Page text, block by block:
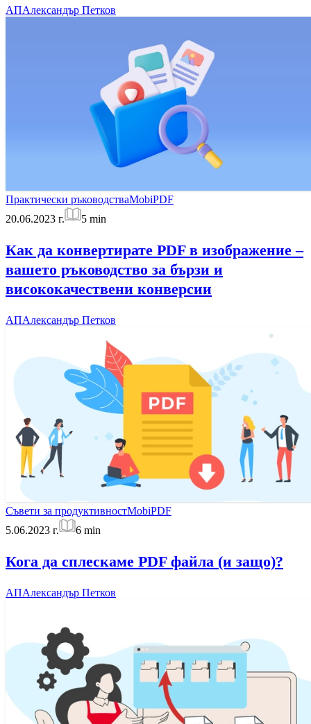
АПАлександър Петков
Практически ръководстваMobiPDF
20.06.2023 г.
5 min
Как да конвертирате PDF в изображение –
вашето ръководство за бързи и
висококачествени конверсии
АПАлександър Петков
Съвети за продуктивностMobiPDF
5.06.2023 г.
6 min
Кога да сплескаме PDF файла (и защо)?
АПАлександър Петков